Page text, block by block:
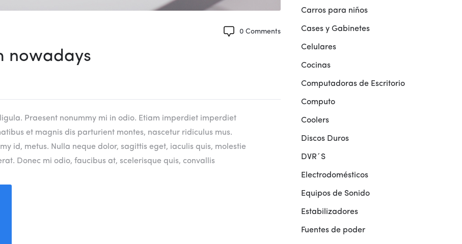
0 Comments
nowadays
Praesent nonummy mi in odio. Etiam imperdiet imperdiet
et magnis dis parturient montes, nascetur ridiculus mus.
id, metus. Nulla neque dolor, sagittis eget, iaculis quis, molestie
Donec mi odio, faucibus at, scelerisque quis, convallis
Carros para niños
Cases y Gabinetes
Celulares
Cocinas
Computadoras de Escritorio
Computo
Coolers
Discos Duros
DVR´S
Electrodomésticos
Equipos de Sonido
Estabilizadores
Fuentes de poder